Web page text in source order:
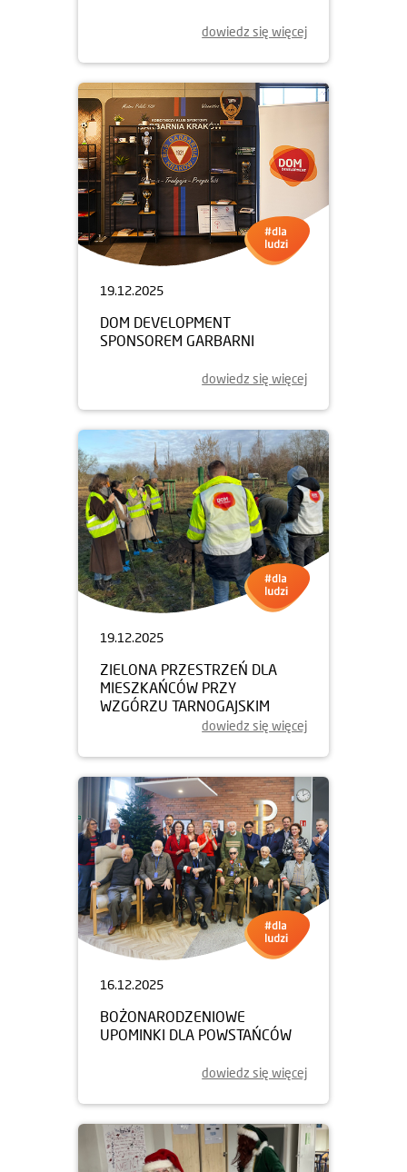
dowiedz się więcej
19.12.2025
DOM DEVELOPMENT
SPONSOREM GARBARNI
dowiedz się więcej
19.12.2025
ZIELONA PRZESTRZEŃ DLA
MIESZKAŃCÓW PRZY
WZGÓRZU TARNOGAJSKIM
dowiedz się więcej
16.12.2025
BOŻONARODZENIOWE
UPOMINKI DLA POWSTAŃCÓW
dowiedz się więcej